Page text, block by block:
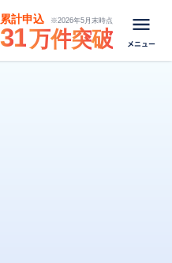
累計申込 ※2026年5月末時点
31万件突破 メニュー